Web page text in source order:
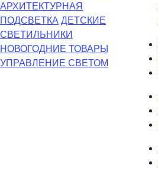
АРХИТЕКТУРНАЯ
ПОДСВЕТКА ДЕТСКИЕ
СВЕТИЛЬНИКИ
НОВОГОДНИЕ ТОВАРЫ
УПРАВЛЕНИЕ СВЕТОМ